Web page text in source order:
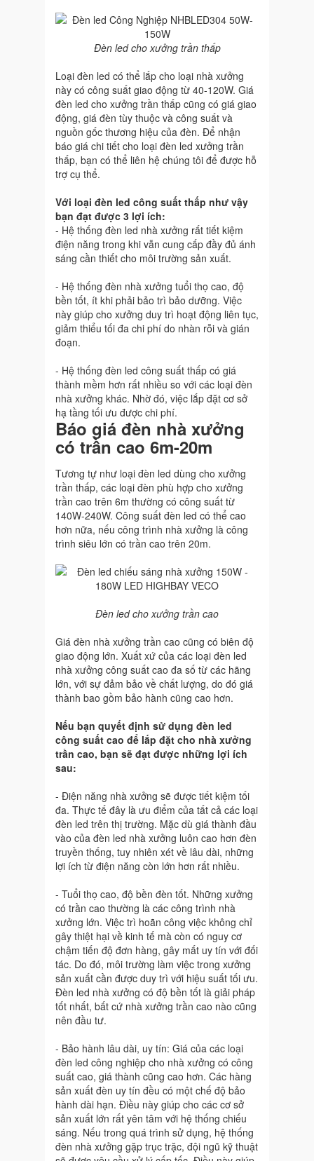
Đèn led cho xưởng trần thấp
Loại đèn led có thể lắp cho loại nhà xưởng
này có công suất giao động từ 40-120W. Giá
đèn led cho xưởng trần thấp cũng có giá giao
động, giá đèn tùy thuộc và công suất và
nguồn gốc thương hiệu của đèn. Để nhận
báo giá chi tiết cho loại đèn led xưởng trần
thấp, bạn có thể liên hệ chúng tôi để được hỗ
trợ cụ thể.
Với loại đèn led công suất thấp như vậy
bạn đạt được 3 lợi ích:
- Hệ thống đèn led nhà xưởng rất tiết kiệm
điện năng trong khi vẫn cung cấp đầy đủ ánh
sáng cần thiết cho môi trường sản xuất.
- Hệ thống đèn nhà xưởng tuổi thọ cao, độ
bền tốt, ít khi phải bảo trì bảo dưỡng. Việc
này giúp cho xưởng duy trì hoạt động liên tục,
giảm thiểu tối đa chi phí do nhàn rỗi và gián
đoạn.
- Hệ thống đèn led công suất thấp có giá
thành mềm hơn rất nhiều so với các loại đèn
nhà xưởng khác. Nhờ đó, việc lắp đặt cơ sở
hạ tầng tối ưu được chi phí.
Báo giá đèn nhà xưởng
có trần cao 6m-20m
Tương tự như loại đèn led dùng cho xưởng
trần thấp, các loại đèn phù hợp cho xưởng
trần cao trên 6m thường có công suất từ
140W-240W. Công suất đèn led có thể cao
hơn nữa, nếu công trình nhà xưởng là công
trình siêu lớn có trần cao trên 20m.
Đèn led cho xưởng trần cao
Giá đèn nhà xưởng trần cao cũng có biên độ
giao động lớn. Xuất xứ của các loại đèn led
nhà xưởng công suất cao đa số từ các hãng
lớn, với sự đảm bảo về chất lượng, do đó giá
thành bao gồm bảo hành cũng cao hơn.
Nếu bạn quyết định sử dụng đèn led
công suất cao để lắp đặt cho nhà xưởng
trần cao, bạn sẽ đạt được những lợi ích
sau:
- Điện năng nhà xưởng sẽ được tiết kiệm tối
đa. Thực tế đây là ưu điểm của tất cả các loại
đèn led trên thị trường. Mặc dù giá thành đầu
vào của đèn led nhà xưởng luôn cao hơn đèn
truyền thống, tuy nhiên xét về lâu dài, những
lợi ích từ điện năng còn lớn hơn rất nhiều.
- Tuổi thọ cao, độ bền đèn tốt. Những xưởng
có trần cao thường là các công trình nhà
xưởng lớn. Việc trì hoãn công việc không chỉ
gây thiệt hại về kinh tế mà còn có nguy cơ
chậm tiến độ đơn hàng, gây mất uy tín với đối
tác. Do đó, môi trường làm việc trong xưởng
sản xuất cần được duy trì với hiệu suất tối ưu.
Đèn led nhà xưởng có độ bền tốt là giải pháp
tốt nhất, bất cứ nhà xưởng trần cao nào cũng
nên đầu tư.
- Bảo hành lâu dài, uy tín: Giá của các loại
đèn led công nghiệp cho nhà xưởng có công
suất cao, giá thành cũng cao hơn. Các hàng
sản xuất đèn uy tín đều có một chế độ bảo
hành dài hạn. Điều này giúp cho các cơ sở
sản xuất lớn rất yên tâm với hệ thống chiếu
sáng. Nếu trong quá trình sử dụng, hệ thống
đèn nhà xưởng gặp trục trặc, đội ngũ kỹ thuật